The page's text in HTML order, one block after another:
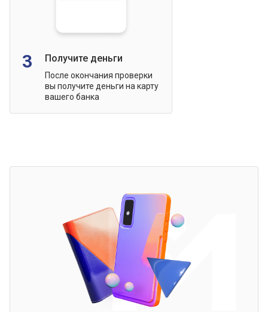
3 Получите деньги
После окончания проверки
вы получите деньги на карту
вашего банка